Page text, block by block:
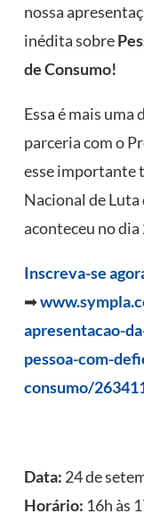
nossa
inédita sobre
de Consumo!
Essa é mais uma
parceria com o
esse importante
Nacional de Luta
aconteceu no
Inscreva-se
➡
apresentacao-
pessoa-com-
consumo/
Data: 24 de
Horário: 16h às